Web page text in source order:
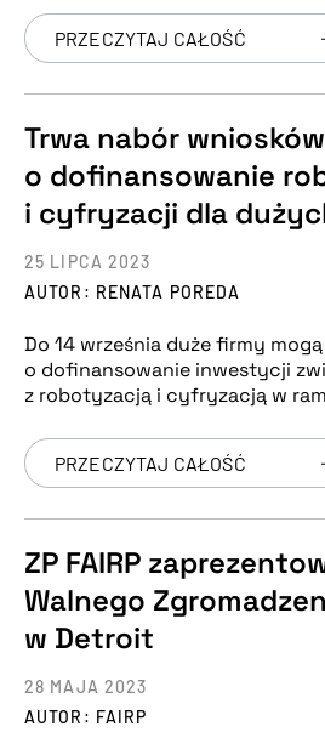
PRZECZYTAJ CAŁOŚĆ
Trwa nabór wniosków
o dofinansowanie
i cyfryzacji dla
AUTOR: RENATA POREDA
25 LIPCA 2023
Do 14 września duże firmy
o dofinansowanie inwestycji
z robotyzacją i cyfryzacją w
PRZECZYTAJ CAŁOŚĆ
ZP FAIRP
Walnego
w Detroit
AUTOR: FAIRP
28 MAJA 2023